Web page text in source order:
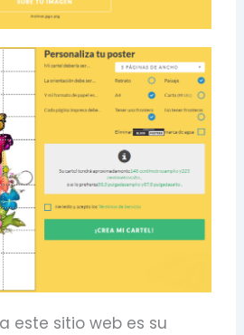
este sitio web es su